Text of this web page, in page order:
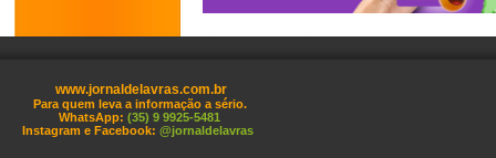
www.jornaldelavras.com.br
Para quem leva a informação a sério.
WhatsApp: (35) 9 9925-5481
Instagram e Facebook: @jornaldelavras